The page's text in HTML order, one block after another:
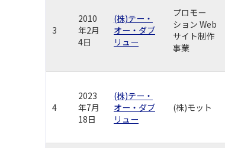
3
2010
年2月
4日
(株)テー・
オー・ダブ
リュー
プロモー
ション Web
サイト制作
事業
4
2023
年7月
18日
(株)テー・
オー・ダブ
リュー
(株)モット